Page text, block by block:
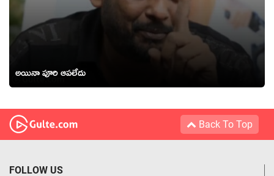
అయినా పూరి ఆపలేదు
Back To Top
FOLLOW US